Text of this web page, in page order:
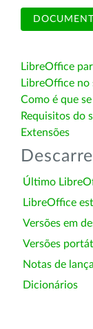
LibreOffice
LibreOffice no
Como é que
Requisitos do
Extensões
Último
LibreOffice
Versões em
Versões
Notas de
Dicionários